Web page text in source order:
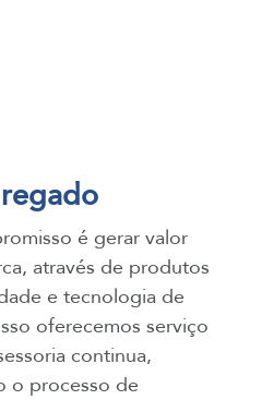
é gerar valor
através de produtos
e tecnologia de
oferecemos serviço
continua,
o processo de